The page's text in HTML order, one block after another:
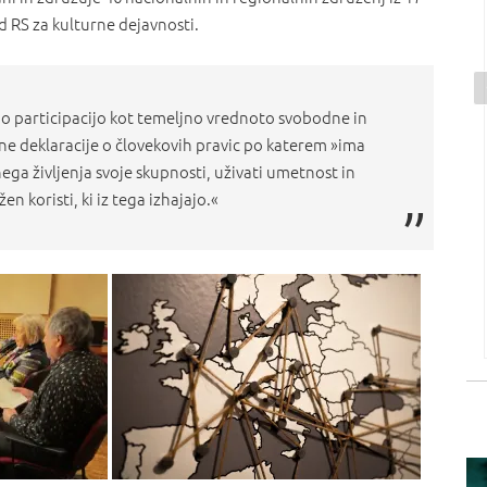
RS za kulturne dejavnosti.
participacijo kot temeljno vrednoto svobodne in
deklaracije o človekovih pravic po katerem »ima
življenja svoje skupnosti, uživati umetnost in
koristi, ki iz tega izhajajo.«